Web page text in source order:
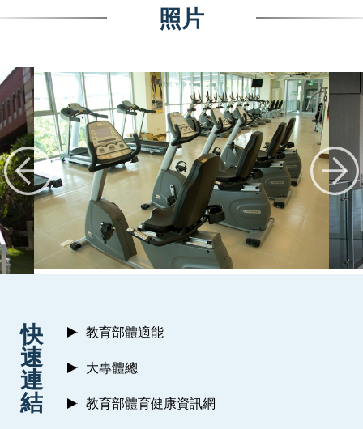
照片
快
速
連
結
教育部體適能
大專體總
教育部體育健康資訊網